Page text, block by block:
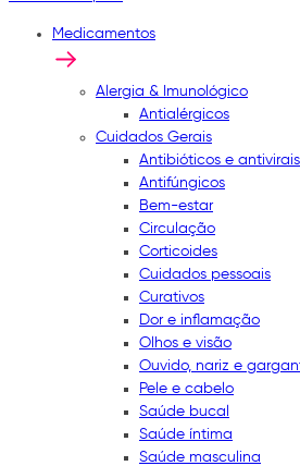
Medicamentos
Alergia & Imunológico
Antialérgicos
Cuidados Gerais
Antibióticos e antivirais
Antifúngicos
Bem-estar
Circulação
Corticoides
Cuidados pessoais
Curativos
Dor e inflamação
Olhos e visão
Ouvido, nariz e
Pele e cabelo
Saúde bucal
Saúde íntima
Saúde masculina